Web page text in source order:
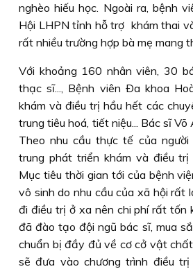
nghèo hiếu học. Ngoài ra, bệnh
Hội LHPN tỉnh hỗ trợ khám thai
rất nhiều trường hợp bà mẹ mang
Với khoảng 160 nhân viên, 30
thạc sĩ..., Bệnh viên Ða khoa
khám và điều trị hầu hết các
trung tiêu hoá, tiết niệu... Bác sĩ
Theo nhu cầu thực tế của
trung phát triển khám và điều
Mục tiêu thời gian tới của bệnh
vô sinh do nhu cầu của xã hội rất
đi điều trị ở xa nên chi phí rất tốn
đã đào tạo đội ngũ bác sĩ, mua
chuẩn bị đầy đủ về cơ cở vật
sẽ đưa vào chương trình điều